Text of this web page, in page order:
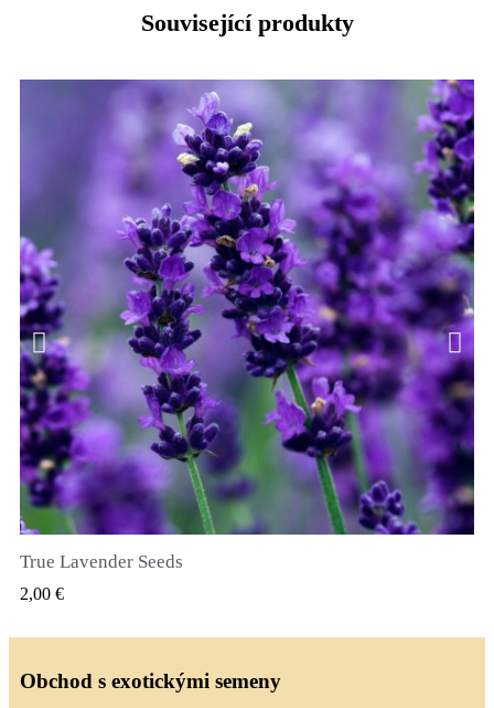
Související produkty
True Lavender Seeds
2,00 €
Obchod s exotickými semeny